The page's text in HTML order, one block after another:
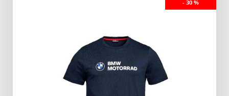
- 30 %